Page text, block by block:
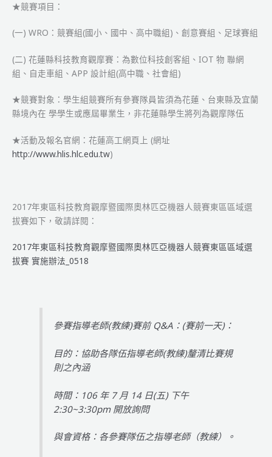
區
域
拔
賽-
賽
程
+隊
伍
★競賽項目：
(一) WRO：競賽組(國小、國中、高中職組)、創意賽組、足球賽組
(二) 花蓮縣科技教育觀摩賽：為數位科技創客組、IOT 物 聯網
組、自走車組、APP 設計組(高中職、社會組)
★競賽對象：學生組競賽所有參賽隊員皆須為花蓮、台東縣及宜蘭
縣境內在 學學生或應屆畢業生，非花蓮縣學生將列為觀摩隊伍
★活動及報名官網：花蓮高工網頁上 (網址
http://www.hlis.hlc.edu.tw)
2017年東區科技教育觀摩暨國際奧林匹亞機器人競賽東區區域選
拔賽如下，敬請詳閱：
2017年東區科技教育觀摩暨國際奧林匹亞機器人競賽東區區域選
拔賽 實施辦法_0518
參賽指導老師(教練)賽前 Q&A：(賽前一天)：
目的：協助各隊伍指導老師(教練)釐清比賽規
則之內涵
時間：106 年 7 月 14 日(五) 下午
2:30~3:30pm 開放詢問
與會資格：各參賽隊伍之指導老師（教練）。